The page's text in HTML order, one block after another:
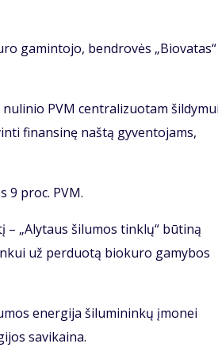
gamintojo, bendrovės „Biovatas“
PVM centralizuotam
finansinę naštą gyventojams,
9 proc. PVM.
– „Alytaus šilumos tinklų“ būtiną
už perduotą biokuro gamybos
energija šilumininkų įmonei
savikaina.